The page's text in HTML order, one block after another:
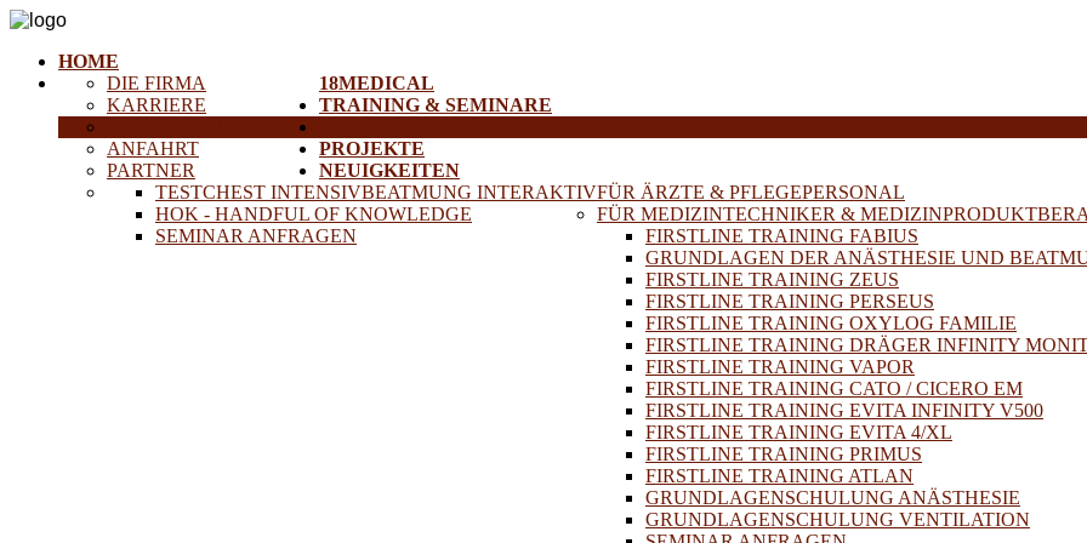
HOME
18MEDICAL
DIE FIRMA
KARRIERE
HISTORISCHE GERÄTE
ANFAHRT
PARTNER
TRAINING & SEMINARE
FÜR ÄRZTE & PFLEGEPERSONAL
TESTCHEST INTENSIVBEATMUNG INTERAKTIV
HOK - HANDFUL OF KNOWLEDGE
SEMINAR ANFRAGEN
FÜR MEDIZINTECHNIKER &
FIRSTLINE TRAINING FABIUS
GRUNDLAGEN DER ANÄSTHESIE UND
FIRSTLINE TRAINING ZEUS
FIRSTLINE TRAINING PERSEUS
FIRSTLINE TRAINING OXYLOG FAMILIE
FIRSTLINE TRAINING DRÄGER INFINITY
FIRSTLINE TRAINING VAPOR
FIRSTLINE TRAINING CATO / CICERO EM
FIRSTLINE TRAINING EVITA INFINITY V500
FIRSTLINE TRAINING EVITA 4/XL
FIRSTLINE TRAINING PRIMUS
FIRSTLINE TRAINING ATLAN
GRUNDLAGENSCHULUNG ANÄSTHESIE
GRUNDLAGENSCHULUNG VENTILATION
PROJEKTE
NEUIGKEITEN